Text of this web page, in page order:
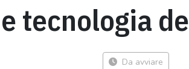
tecnologia
Da avviare